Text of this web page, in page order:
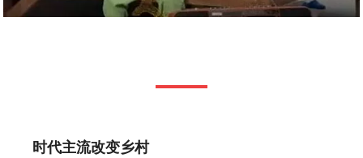
时代主流改变乡村